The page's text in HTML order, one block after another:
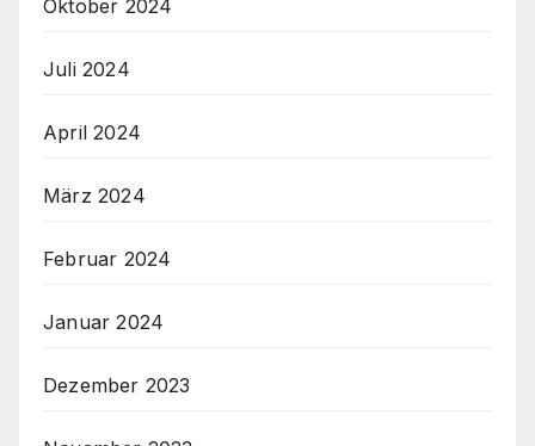
Oktober 2024
Juli 2024
April 2024
März 2024
Februar 2024
Januar 2024
Dezember 2023